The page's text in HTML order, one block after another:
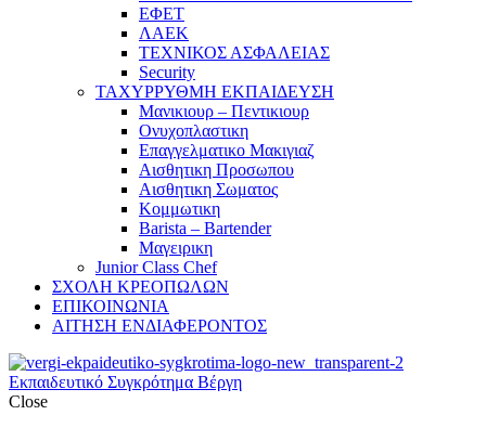
ΕΦΕΤ
ΛΑΕΚ
ΤΕΧΝΙΚΟΣ ΑΣΦΑΛΕΙΑΣ
Security
ΤΑΧΥΡΡΥΘΜΗ ΕΚΠΑΙΔΕΥΣΗ
Μανικιουρ – Πεντικιουρ
Ονυχοπλαστικη
Επαγγελματικο Μακιγιαζ
Αισθητικη Προσωπου
Αισθητικη Σωματος
Κομμωτικη
Barista – Bartender
Μαγειρικη
Junior Class Chef
ΣΧΟΛΗ ΚΡΕΟΠΩΛΩΝ
ΕΠΙΚΟΙΝΩΝΙΑ
ΑΙΤΗΣΗ ΕΝΔΙΑΦΕΡΟΝΤΟΣ
Εκπαιδευτικό Συγκρότημα Βέργη
Close